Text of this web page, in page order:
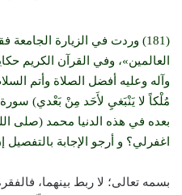
(181) وردت في الزيارة
العالمين»، وفي القرآن الكريم
وآله وعليه أفضل الصلاة وأتم
بعده في هذه الدنيا محمد (صلى
اغفرلي؟ و أرجو الإجابة بالتفصيل
بسمه تعالى؛ لا ربط بينهما،